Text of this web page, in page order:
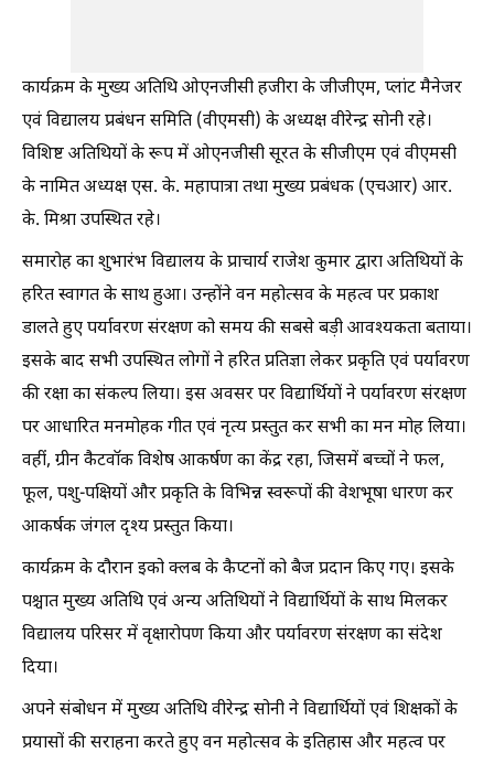
कार्यक्रम के मुख्य अतिथि ओएनजीसी हजीरा के जीजीएम, प्लांट मैनेजर
एवं विद्यालय प्रबंधन समिति (वीएमसी) के अध्यक्ष वीरेन्द्र सोनी रहे।
विशिष्ट अतिथियों के रूप में ओएनजीसी सूरत के सीजीएम एवं वीएमसी
के नामित अध्यक्ष एस. के. महापात्रा तथा मुख्य प्रबंधक (एचआर) आर.
के. मिश्रा उपस्थित रहे।
समारोह का शुभारंभ विद्यालय के प्राचार्य राजेश कुमार द्वारा अतिथियों के
हरित स्वागत के साथ हुआ। उन्होंने वन महोत्सव के महत्व पर प्रकाश
डालते हुए पर्यावरण संरक्षण को समय की सबसे बड़ी आवश्यकता बताया।
इसके बाद सभी उपस्थित लोगों ने हरित प्रतिज्ञा लेकर प्रकृति एवं पर्यावरण
की रक्षा का संकल्प लिया। इस अवसर पर विद्यार्थियों ने पर्यावरण संरक्षण
पर आधारित मनमोहक गीत एवं नृत्य प्रस्तुत कर सभी का मन मोह लिया।
वहीं, ग्रीन कैटवॉक विशेष आकर्षण का केंद्र रहा, जिसमें बच्चों ने फल,
फूल, पशु-पक्षियों और प्रकृति के विभिन्न स्वरूपों की वेशभूषा धारण कर
आकर्षक जंगल दृश्य प्रस्तुत किया।
कार्यक्रम के दौरान इको क्लब के कैप्टनों को बैज प्रदान किए गए। इसके
पश्चात मुख्य अतिथि एवं अन्य अतिथियों ने विद्यार्थियों के साथ मिलकर
विद्यालय परिसर में वृक्षारोपण किया और पर्यावरण संरक्षण का संदेश
दिया।
अपने संबोधन में मुख्य अतिथि वीरेन्द्र सोनी ने विद्यार्थियों एवं शिक्षकों के
प्रयासों की सराहना करते हुए वन महोत्सव के इतिहास और महत्व पर